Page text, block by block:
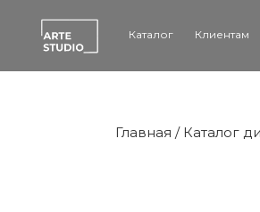
Каталог Клиентам
Главная / Каталог